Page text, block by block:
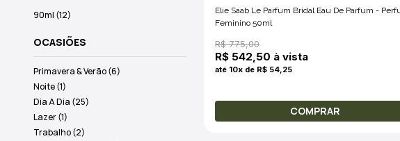
90ml (12)
OCASIÕES
Primavera & Verão (6)
Noite (1)
Dia A Dia (25)
Lazer (1)
Trabalho (2)
Elie Saab Le Parfum Bridal Eau De Parfum -
Feminino 50ml
R$ 775,00
R$ 542,50 à vista
até 10x de R$ 54,25
COMPRAR